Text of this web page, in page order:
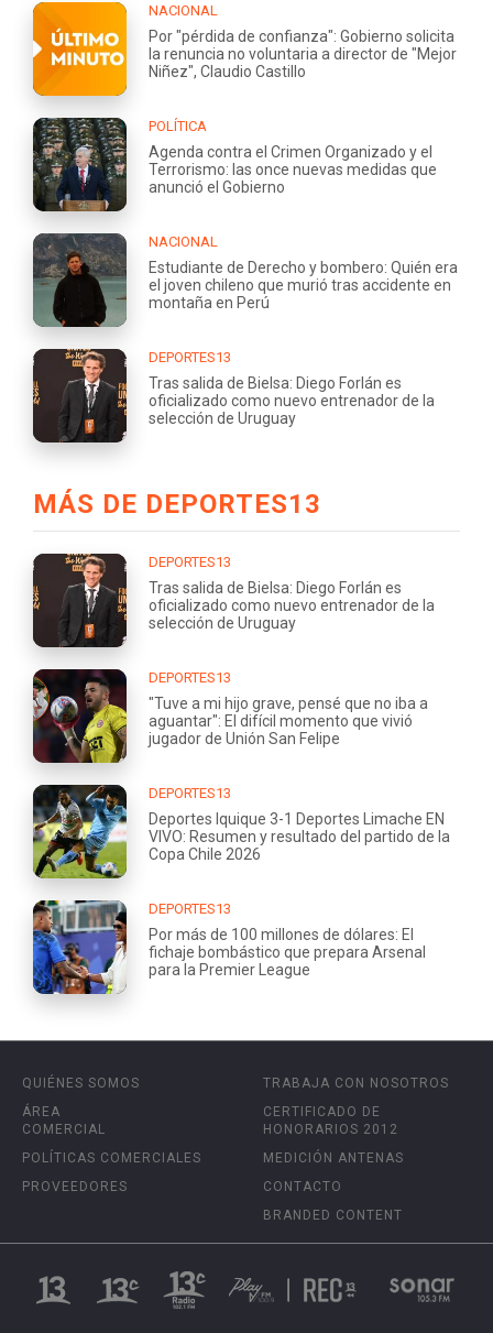
NACIONAL
Por "pérdida de confianza": Gobierno solicita
la renuncia no voluntaria a director de "Mejor
Niñez", Claudio Castillo
POLÍTICA
Agenda contra el Crimen Organizado y el
Terrorismo: las once nuevas medidas que
anunció el Gobierno
NACIONAL
Estudiante de Derecho y bombero: Quién era
el joven chileno que murió tras accidente en
montaña en Perú
DEPORTES13
Tras salida de Bielsa: Diego Forlán es
oficializado como nuevo entrenador de la
selección de Uruguay
MÁS DE DEPORTES13
DEPORTES13
Tras salida de Bielsa: Diego Forlán es
oficializado como nuevo entrenador de la
selección de Uruguay
DEPORTES13
"Tuve a mi hijo grave, pensé que no iba a
aguantar": El difícil momento que vivió
jugador de Unión San Felipe
DEPORTES13
Deportes Iquique 3-1 Deportes Limache EN
VIVO: Resumen y resultado del partido de la
Copa Chile 2026
DEPORTES13
Por más de 100 millones de dólares: El
fichaje bombástico que prepara Arsenal
para la Premier League
QUIÉNES SOMOS
ÁREA
COMERCIAL
POLÍTICAS COMERCIALES
PROVEEDORES
TRABAJA CON NOSOTROS
CERTIFICADO DE
HONORARIOS 2012
MEDICIÓN ANTENAS
CONTACTO
BRANDED CONTENT